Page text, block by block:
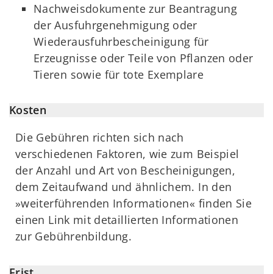
Nachweisdokumente zur Beantragung
der Ausfuhrgenehmigung oder
Wiederausfuhrbescheinigung für
Erzeugnisse oder Teile von Pflanzen oder
Tieren sowie für tote Exemplare
Kosten
Die Gebühren richten sich nach
verschiedenen Faktoren, wie zum Beispiel
der Anzahl und Art von Bescheinigungen,
dem Zeitaufwand und ähnlichem. In den
»weiterführenden Informationen« finden Sie
einen Link mit detaillierten Informationen
zur Gebührenbildung.